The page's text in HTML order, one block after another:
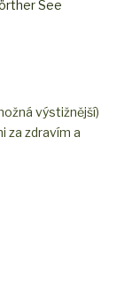
See
výstižnější)
za zdravím a